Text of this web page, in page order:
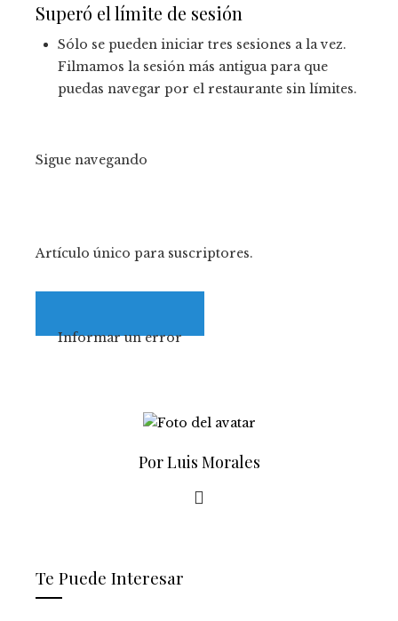
Superó el límite de sesión
Sólo se pueden iniciar tres sesiones a la vez.
Filmamos la sesión más antigua para que
puedas navegar por el restaurante sin límites.
Sigue navegando
Artículo único para suscriptores.
Informar un error
Por Luis Morales
Te Puede Interesar